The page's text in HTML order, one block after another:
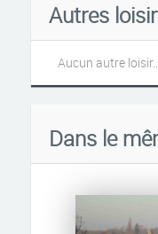
Autres
Aucun autre
Dans le